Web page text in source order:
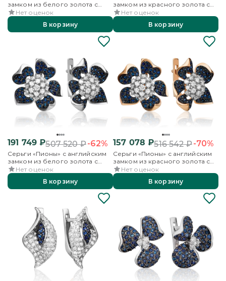
замком из белого золота с
сапфирами и бриллиантами
Нет оценок
В корзину
замком из красного золота с
сапфирами и бриллиантами
Нет оценок
В корзину
191 749 ₽507 520₽-62%
Серьги «Пионы» с английским
замком из белого золота с
бриллиантами и сапфирами
Нет оценок
В корзину
157 078 ₽516 542₽-70%
Серьги «Пионы» с английским
замком из красного золота с
бриллиантами и сапфирами
Нет оценок
В корзину